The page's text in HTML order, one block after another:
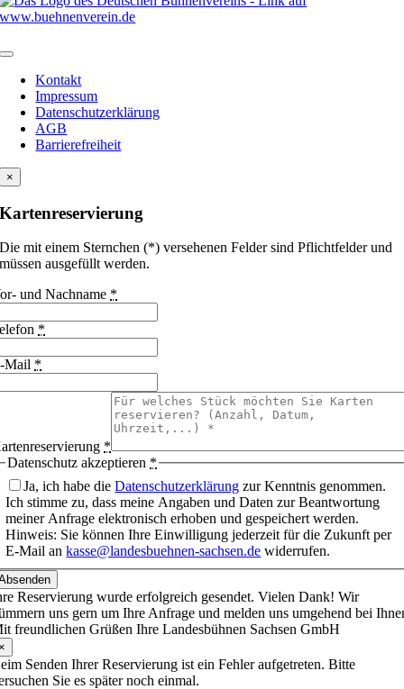
Kontakt
Impressum
Datenschutzerklärung
AGB
Barrierefreiheit
×
Kartenreservierung
Die mit einem Sternchen (*) versehenen Felder sind Pflichtfelder und
müssen ausgefüllt werden.
und Nachname *
*
Mail *
*
Datenschutz akzeptieren *
Ja, ich habe dieDatenschutzerklärung zur Kenntnis genommen.
Ich stimme zu, dass meine Angaben und Daten zur Beantwortung
meiner Anfrage elektronisch erhoben und gespeichert werden.
Hinweis: Sie können Ihre Einwilligung jederzeit für die Zukunft per
E-Mail ankasse@landesbuehnen-sachsen.de widerrufen.
Reservierung wurde erfolgreich gesendet. Vielen Dank! Wir
uns gern um Ihre Anfrage und melden uns umgehend bei
freundlichen Grüßen Ihre Landesbühnen Sachsen GmbH
Senden Ihrer Reservierung ist ein Fehler aufgetreten. Bitte
Sie es später noch einmal.